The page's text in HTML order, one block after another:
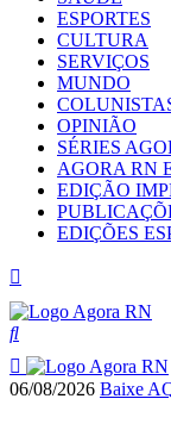
ESPORTES
CULTURA
SERVIÇOS
MUNDO
OPINIÃO
SÉRIES
AGORA RN
EDIÇÃO
EDIÇÕES
06/08/2026 Baixe